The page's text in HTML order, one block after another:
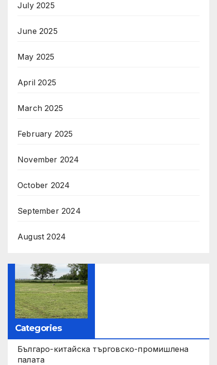
July 2025
June 2025
May 2025
April 2025
March 2025
February 2025
November 2024
October 2024
September 2024
August 2024
Categories
Българо-китайска търговско-промишлена
палата